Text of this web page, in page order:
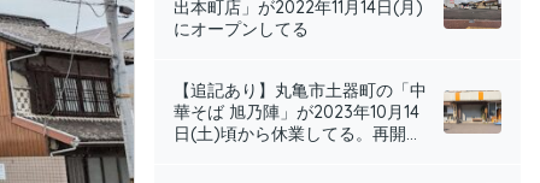
出本町店」が2022年11月14日(月)
にオープンしてる
【追記あり】丸亀市土器町の「中
華そば 旭乃陣」が2023年10月14
日(土)頃から休業してる。再開...